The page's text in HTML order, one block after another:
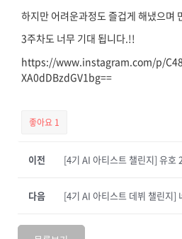
하지만 어려운과정도 즐겁게 해냈으며
3주차도 너무 기대 됩니다.!!
https://www.instagram.com/p/
XA0dDBzdGV1bg==
좋아요 1
이전 [4기 AI 아티스트 챌린지] 유호
[4기 AI 아티스트 데뷔 챌린지]
다음